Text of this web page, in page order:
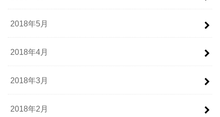
2018年5月
2018年4月
2018年3月
2018年2月